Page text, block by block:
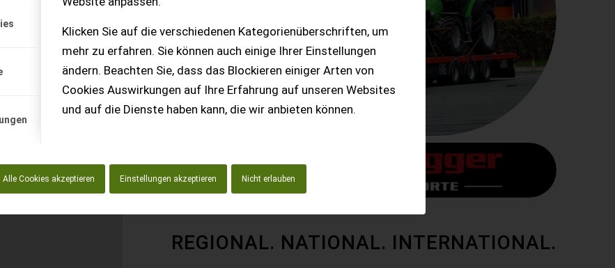
Klicken Sie auf die verschiedenen Kategorienüberschriften, um
mehr zu erfahren. Sie können auch einige Ihrer Einstellungen
ändern. Beachten Sie, dass das Blockieren einiger Arten von
Cookies Auswirkungen auf Ihre Erfahrung auf unseren Websites
und auf die Dienste haben kann, die wir anbieten können.
Alle Cookies akzeptieren Einstellungen akzeptieren Nicht erlauben
REGIONAL. NATIONAL. INTERNATIONAL.